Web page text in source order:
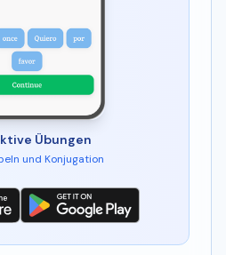
Übungen
und Konjugation